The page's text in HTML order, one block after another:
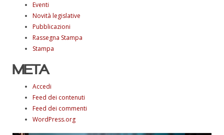
Eventi
Novità legislative
Pubblicazioni
Rassegna Stampa
Stampa
META
Accedi
Feed dei contenuti
Feed dei commenti
WordPress.org